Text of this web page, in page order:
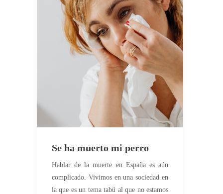
Se ha muerto mi perro
Hablar de la muerte en España es aún
complicado. Vivimos en una sociedad en
la que es un tema tabú al que no estamos